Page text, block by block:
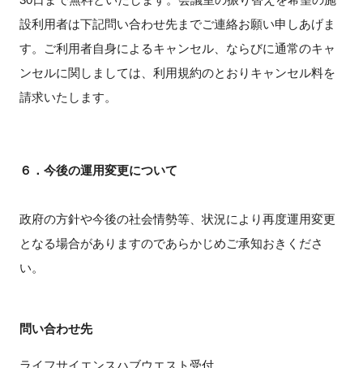
設利用者は下記問い合わせ先までご連絡お願い申しあげま
す。ご利用者自身によるキャンセル、ならびに通常のキャ
ンセルに関しましては、利用規約のとおりキャンセル料を
請求いたします。
６．今後の運用変更について
政府の方針や今後の社会情勢等、状況により再度運用変更
となる場合がありますのであらかじめご承知おきくださ
い。
問い合わせ先